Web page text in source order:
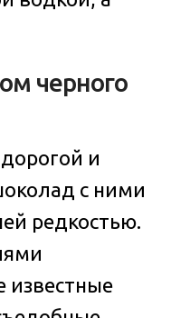
черного
и
с ними
редкостью.
известные